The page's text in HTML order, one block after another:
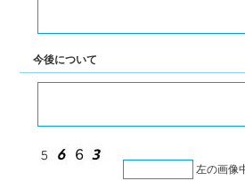
今後について
左の画像